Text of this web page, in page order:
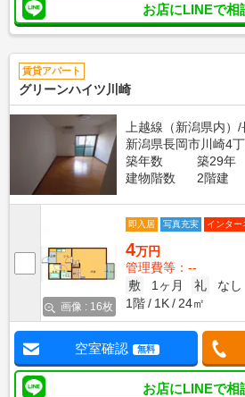
お店にLINEで相
賃貸アパート
グリーンハイツ川崎
上越線（新潟県内
新潟県長岡市川崎4丁
築年数
築29年
建物階数
2階建
画像 : 16枚
即入居 写真充実 インター
4万円
管理費等：--
敷
1ヶ月 礼
なし
1階
1K 24㎡
空室確認 無料
お店にLINEで相